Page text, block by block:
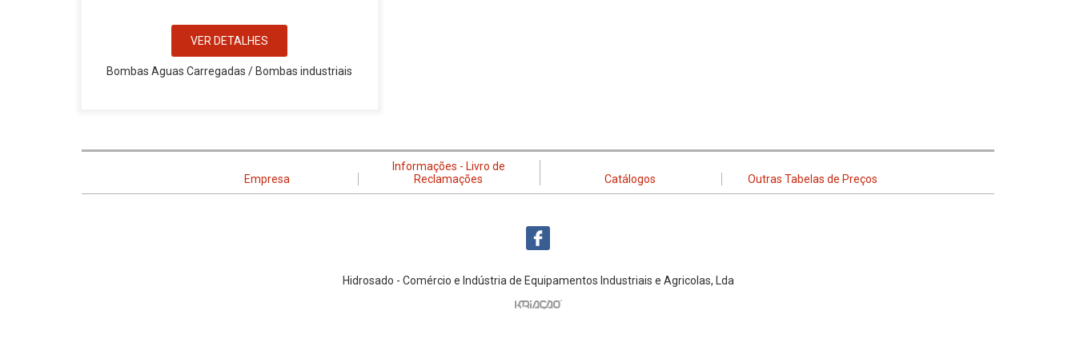
VER DETALHES
Bombas Aguas Carregadas / Bombas industriais
Empresa
Informações - Livro de
Reclamações
Catálogos Outras Tabelas de Preços
Hidrosado - Comércio e Indústria de Equipamentos Industriais e Agricolas, Lda